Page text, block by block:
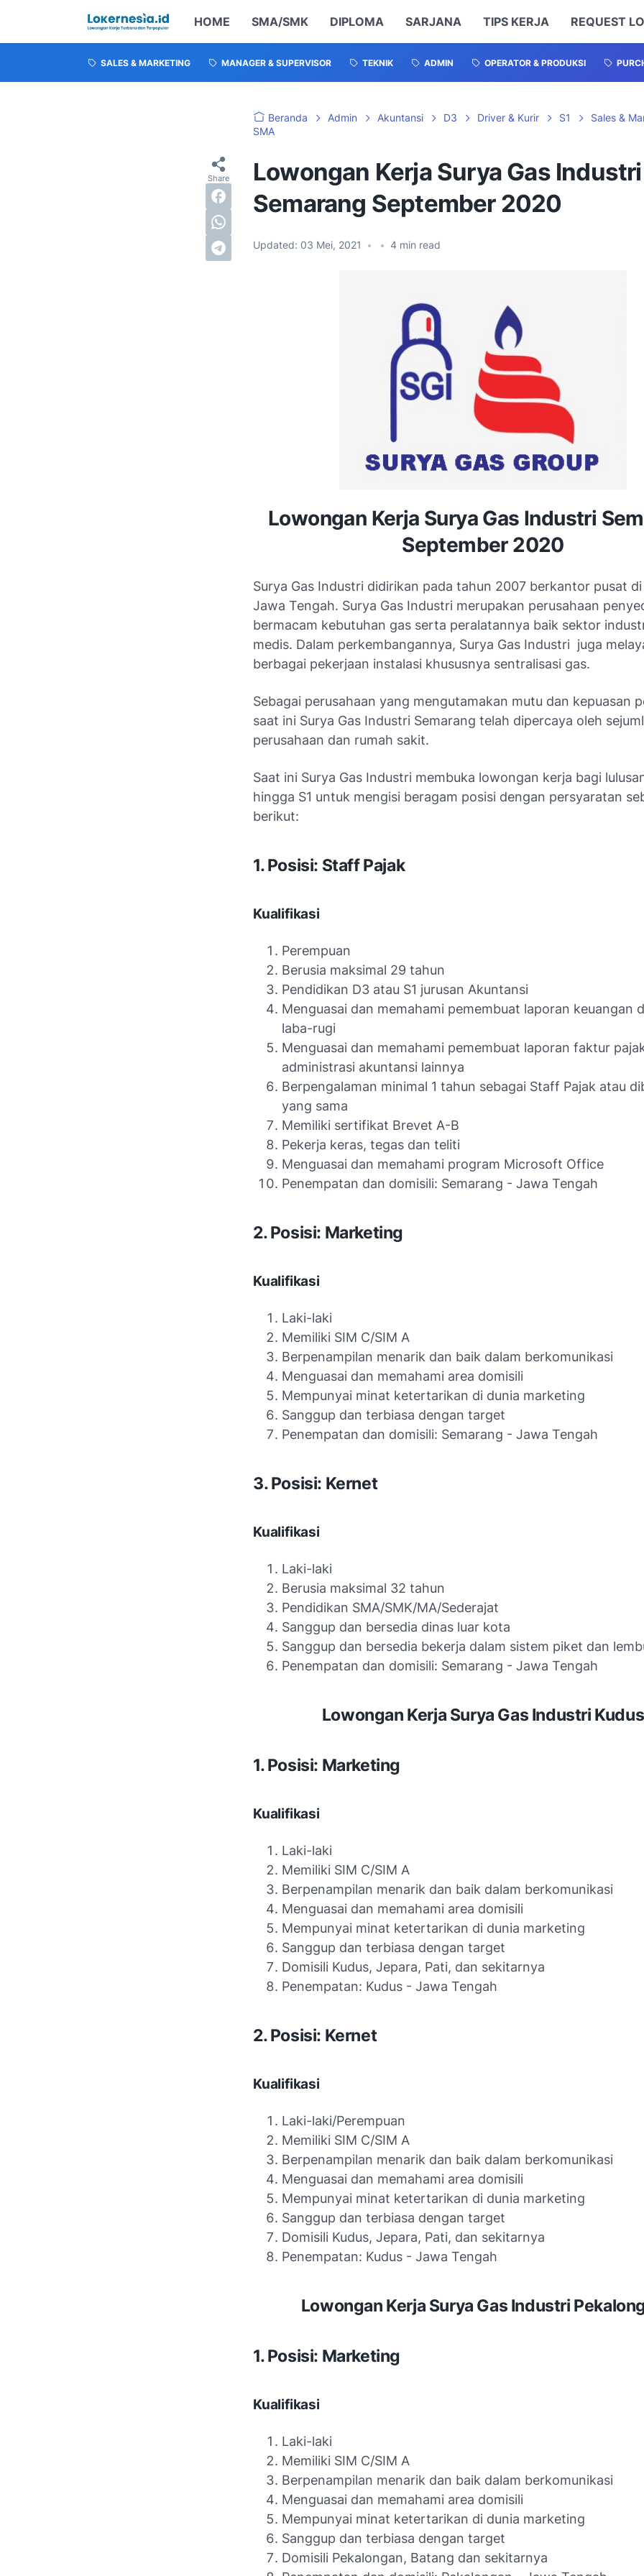
HOME SMA/SMK DIPLOMA SARJANA TIPS KERJA REQUEST
SALES & MARKETING MANAGER & SUPERVISOR TEKNIK ADMIN OPERATOR & PRODUKSI
Beranda Admin Akuntansi D3 Driver & Kurir S1
Sales &
SMA
Lowongan Kerja Surya Gas Industri
Semarang September 2020
Updated: 03 Mei, 2021 • • 4 min read
Lowongan Kerja Surya Gas Industri
September 2020
Surya Gas Industri didirikan pada tahun 2007 berkantor pusat
Jawa Tengah. Surya Gas Industri merupakan perusahaan
bermacam kebutuhan gas serta peralatannya baik sektor
medis. Dalam perkembangannya, Surya Gas Industri juga
berbagai pekerjaan instalasi khususnya sentralisasi gas.
Sebagai perusahaan yang mengutamakan mutu dan kepuasan
saat ini Surya Gas Industri Semarang telah dipercaya oleh
perusahaan dan rumah sakit.
Saat ini Surya Gas Industri membuka lowongan kerja bagi
hingga S1 untuk mengisi beragam posisi dengan persyaratan
berikut:
1. Posisi: Staff Pajak
Kualifikasi
Perempuan
Berusia maksimal 29 tahun
Pendidikan D3 atau S1 jurusan Akuntansi
Menguasai dan memahami pemembuat laporan keuangan
laba-rugi
Menguasai dan memahami pemembuat laporan faktur
administrasi akuntansi lainnya
Berpengalaman minimal 1 tahun sebagai Staff Pajak atau
yang sama
Memiliki sertifikat Brevet A-B
Pekerja keras, tegas dan teliti
Menguasai dan memahami program Microsoft Office
Penempatan dan domisili: Semarang - Jawa Tengah
2. Posisi: Marketing
Kualifikasi
Laki-laki
Memiliki SIM C/SIM A
Berpenampilan menarik dan baik dalam berkomunikasi
Menguasai dan memahami area domisili
Mempunyai minat ketertarikan di dunia marketing
Sanggup dan terbiasa dengan target
Penempatan dan domisili: Semarang - Jawa Tengah
3. Posisi: Kernet
Kualifikasi
Laki-laki
Berusia maksimal 32 tahun
Pendidikan SMA/SMK/MA/Sederajat
Sanggup dan bersedia dinas luar kota
Sanggup dan bersedia bekerja dalam sistem piket dan
Penempatan dan domisili: Semarang - Jawa Tengah
Lowongan Kerja Surya Gas Industri Kudus
1. Posisi: Marketing
Kualifikasi
Laki-laki
Memiliki SIM C/SIM A
Berpenampilan menarik dan baik dalam berkomunikasi
Menguasai dan memahami area domisili
Mempunyai minat ketertarikan di dunia marketing
Sanggup dan terbiasa dengan target
Domisili Kudus, Jepara, Pati, dan sekitarnya
Penempatan: Kudus - Jawa Tengah
2. Posisi: Kernet
Kualifikasi
Laki-laki/Perempuan
Memiliki SIM C/SIM A
Berpenampilan menarik dan baik dalam berkomunikasi
Menguasai dan memahami area domisili
Mempunyai minat ketertarikan di dunia marketing
Sanggup dan terbiasa dengan target
Domisili Kudus, Jepara, Pati, dan sekitarnya
Penempatan: Kudus - Jawa Tengah
Lowongan Kerja Surya Gas Industri
1. Posisi: Marketing
Kualifikasi
Laki-laki
Memiliki SIM C/SIM A
Berpenampilan menarik dan baik dalam berkomunikasi
Menguasai dan memahami area domisili
Mempunyai minat ketertarikan di dunia marketing
Sanggup dan terbiasa dengan target
Domisili Pekalongan, Batang dan sekitarnya